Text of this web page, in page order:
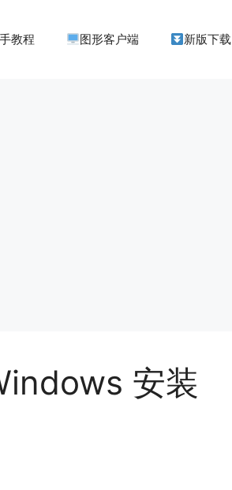
教程 图形客户端 新版下载
安装